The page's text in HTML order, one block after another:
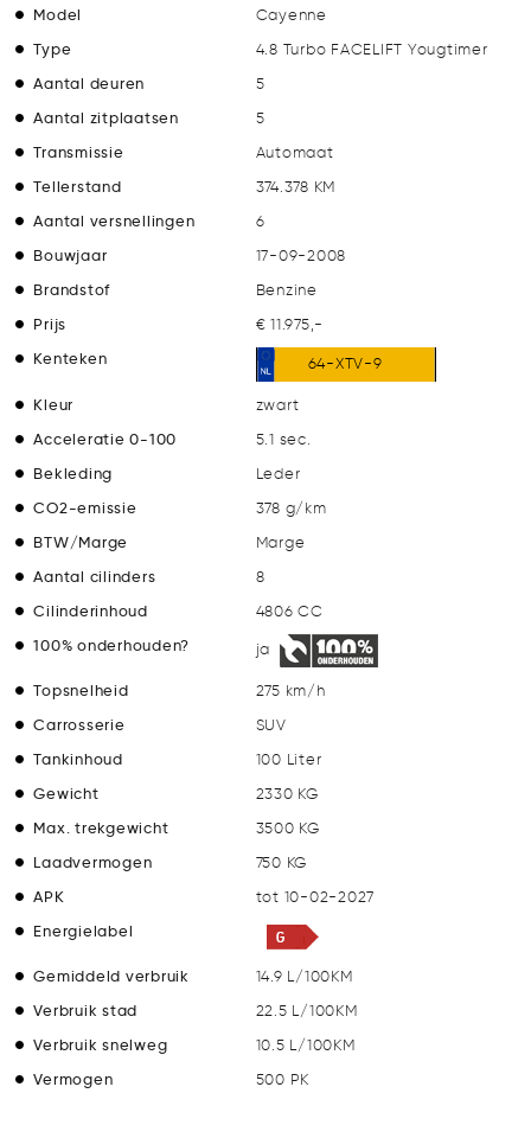
Model Cayenne
Type 4.8 Turbo FACELIFT Yougtimer
Aantal deuren 5
Aantal zitplaatsen 5
Transmissie Automaat
Tellerstand 374.378 KM
Aantal versnellingen 6
Bouwjaar 17-09-2008
Brandstof Benzine
Prijs € 11.975,-
Kenteken 64-XTV-9
Kleur zwart
Acceleratie 0-100 5.1 sec.
Bekleding Leder
CO2-emissie 378 g/km
BTW/Marge Marge
Aantal cilinders 8
Cilinderinhoud 4806 CC
100% onderhouden? ja
Topsnelheid 275 km/h
Carrosserie SUV
Tankinhoud 100 Liter
Gewicht 2330 KG
Max. trekgewicht 3500 KG
Laadvermogen 750 KG
APK tot 10-02-2027
Energielabel
Gemiddeld verbruik 14.9 L/100KM
Verbruik stad 22.5 L/100KM
Verbruik snelweg 10.5 L/100KM
Vermogen 500 PK